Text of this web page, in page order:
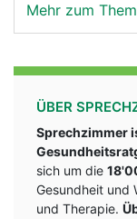
Mehr zum
ÜBER
Sprechzimmer
sich um die
Gesundheit und
und Therapie.